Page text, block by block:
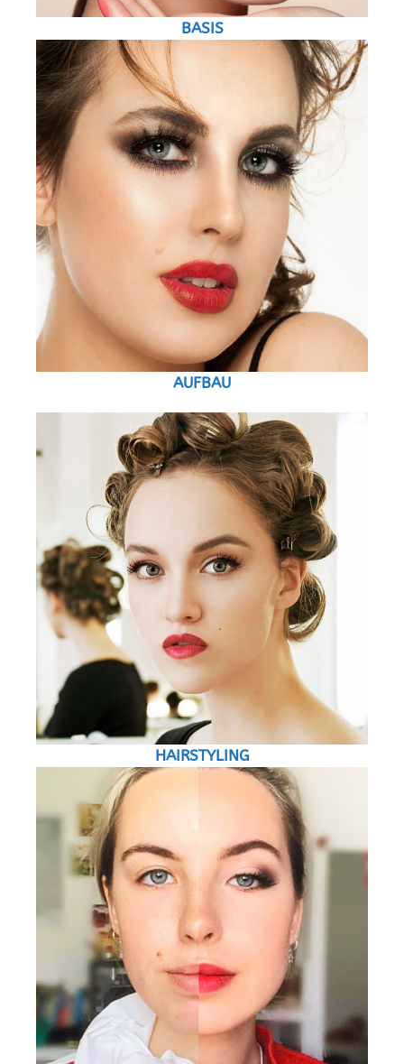
BASIS
AUFBAU
HAIRSTYLING